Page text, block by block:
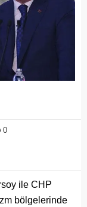
0
ile CHP
bölgelerinde